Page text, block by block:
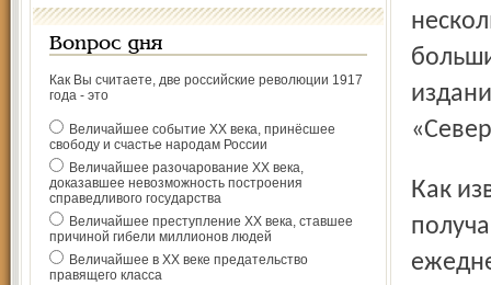
Вопрос дня
Как Вы считаете, две российские революции 1917
года - это
Величайшее событие ХХ века, принёсшее
свободу и счастье народам России
Величайшее разочарование ХХ века,
доказавшее невозможность построения
справедливого государства
Величайшее преступление ХХ века, ставшее
причиной гибели миллионов людей
Величайшее в ХХ веке предательство
правящего класса
Как известно, в течение первого полугодия подписчики